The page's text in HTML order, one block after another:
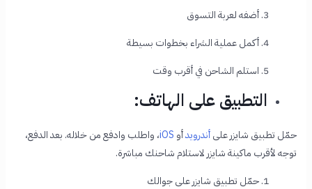
3. أضفه لعربة التسوق
4. أكمل عملية الشراء بخطوات بسيطة
5. استلم الشاحن في أقرب وقت
التطبيق على الهاتف:
حمّل تطبيق شايزر علىأندرويدأو iOS، واطلب وادفع من خلاله. بعد الدفع،
توجه لأقرب ماكينة شايزر لاستلام شاحنك مباشرة.
1. حمّل تطبيق شايزر على جوالك